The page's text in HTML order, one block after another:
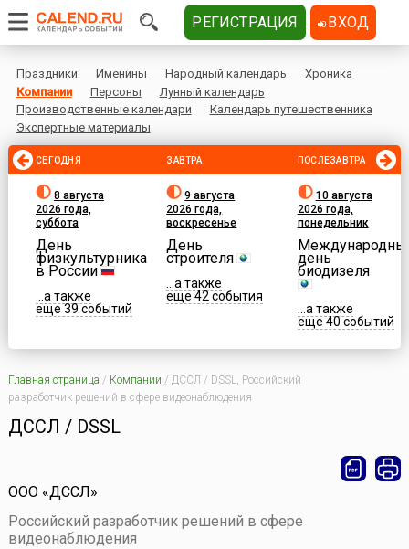
Праздники Именины Народный календарь
Хроника
Компании
Персоны
Лунный календарь
Производственные календари
Календарь путешественника
Экспертные материалы
СЕГОДНЯ
8 августа
2026 года,
суббота
День
физкультурника
в России
...а также
еще 39 событий
ЗАВТРА
9 августа
2026 года,
воскресенье
День
строителя
...а также
еще 42 события
ПОСЛЕЗАВТРА
10 августа
2026 года,
понедельник
день
биодизеля
...а также
еще 40 событий
Главная страница / Компании / ДССЛ / DSSL, Российский
разработчик решений в сфере видеонаблюдения
ДССЛ / DSSL
ООО «ДССЛ»
Российский разработчик решений в сфере
видеонаблюдения
РЕГИСТРАЦИЯ ВХОД